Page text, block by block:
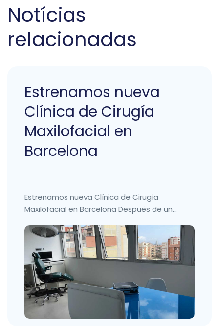
Notícias
relacionadas
Estrenamos nueva
Clínica de Cirugía
Maxilofacial en
Barcelona
Estrenamos nueva Clínica de Cirugía
Maxilofacial en Barcelona Después de un...